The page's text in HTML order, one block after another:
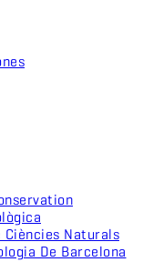
Ciències Naturals
De Barcelona